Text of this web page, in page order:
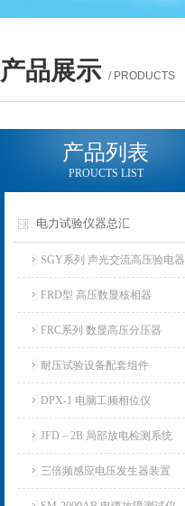
产品展示 / PRODUCTS
产品列表
PROUCTS LIST
电力试验仪器总汇
SGY系列 声光交流高压验电器
FRD型 高压数显核相器
FRC系列 数显高压分压器
耐压试验设备配套组件
DPX-1 电脑工频相位仪
JFD－2B 局部放电检测系统
三倍频感应电压发生器装置